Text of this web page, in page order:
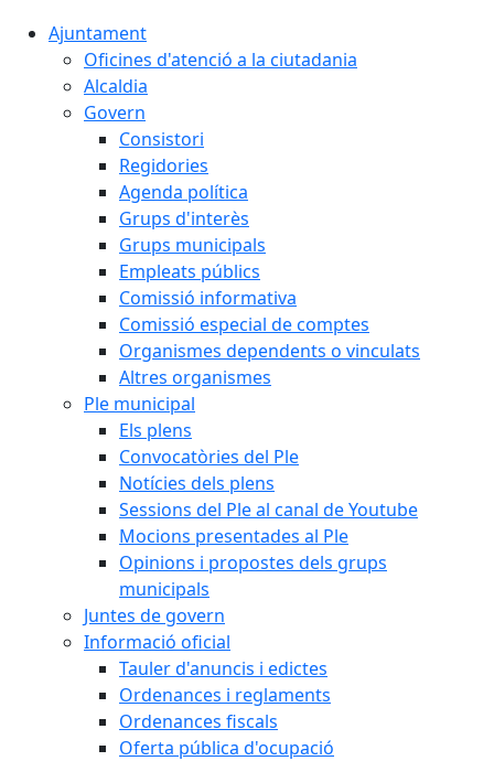
Ajuntament
Oficines d'atenció a la ciutadania
Alcaldia
Govern
Consistori
Regidories
Agenda política
Grups d'interès
Grups municipals
Empleats públics
Comissió informativa
Comissió especial de comptes
Organismes dependents o vinculats
Altres organismes
Ple municipal
Els plens
Convocatòries del Ple
Notícies dels plens
Sessions del Ple al canal de Youtube
Mocions presentades al Ple
Opinions i propostes dels grups
municipals
Juntes de govern
Informació oficial
Tauler d'anuncis i edictes
Ordenances i reglaments
Ordenances fiscals
Oferta pública d'ocupació